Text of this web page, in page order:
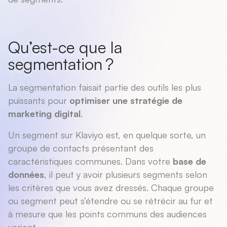
Qu’est-ce que la
segmentation ?
La segmentation faisait partie des outils les plus
puissants pour optimiser une stratégie de
marketing digital.
Un segment sur Klaviyo est, en quelque sorte, un
groupe de contacts présentant des
caractéristiques communes. Dans votre base de
données, il peut y avoir plusieurs segments selon
les critères que vous avez dressés. Chaque groupe
ou segment peut s’étendre ou se rétrécir au fur et
à mesure que les points communs des audiences